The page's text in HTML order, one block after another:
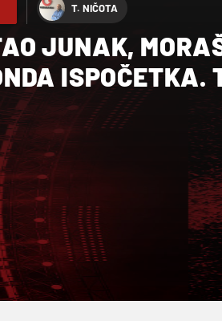
T. NIČOTA
JUNAK,
ISPOČETKA.